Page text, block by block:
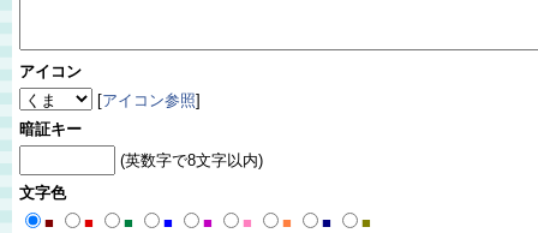
アイコン
[アイコン参照]
暗証キー
(英数字で8文字以内)
文字色
■
■ ■ ■ ■ ■ ■ ■ ■